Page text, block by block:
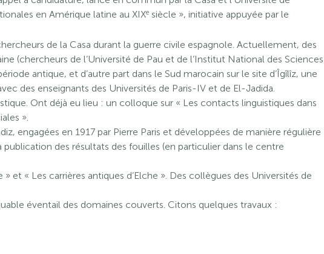
en Amérique latine au XIXe siècle », initiative appuyée par le
de la Casa durant la guerre civile espagnole. Actuellement, des
(chercheurs de l’Université de Pau et de l’Institut National des Sciences
antique, et d’autre part dans le Sud marocain sur le site d’Îgîlîz, une
des enseignants des Universités de Paris-IV et de El-Jadida.
Ont déjà eu lieu : un colloque sur « Les contacts linguistiques dans
».
engagées en 1917 par Pierre Paris et développées de manière régulière
des résultats des fouilles (en particulier dans le centre
« Les carrières antiques d’Elche ». Des collègues des Universités de
éventail des domaines couverts. Citons quelques travaux :